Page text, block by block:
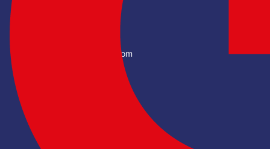
educomp2025@gmail.com